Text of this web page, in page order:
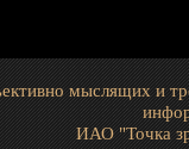
мыслящих и
ИАО "Точка